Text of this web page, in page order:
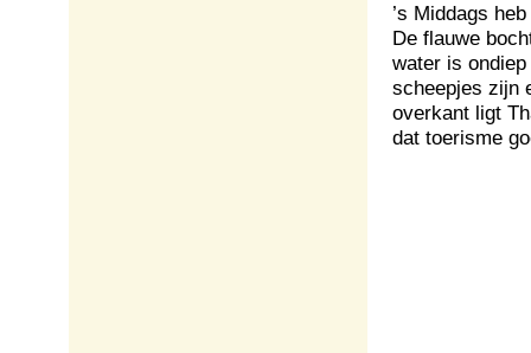
’s Middags
De flauwe
water is
scheepjes zijn
overkant ligt
dat toerisme